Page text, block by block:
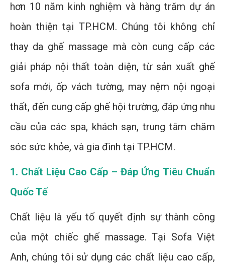
hơn 10 năm kinh nghiệm và hàng trăm dự án
hoàn thiện tại TP.HCM. Chúng tôi không chỉ
thay da ghế massage mà còn cung cấp các
giải pháp nội thất toàn diện, từ sản xuất ghế
sofa mới, ốp vách tường, may nệm nội ngoại
thất, đến cung cấp ghế hội trường, đáp ứng nhu
cầu của các spa, khách sạn, trung tâm chăm
sóc sức khỏe, và gia đình tại TP.HCM.
1. Chất Liệu Cao Cấp – Đáp Ứng Tiêu Chuẩn
Quốc Tế
Chất liệu là yếu tố quyết định sự thành công
của một chiếc ghế massage. Tại Sofa Việt
Anh, chúng tôi sử dụng các chất liệu cao cấp,